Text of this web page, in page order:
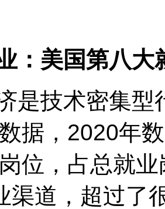
：美国第八大
是技术密集型
据，2020年
位，占总就
渠道，超过了